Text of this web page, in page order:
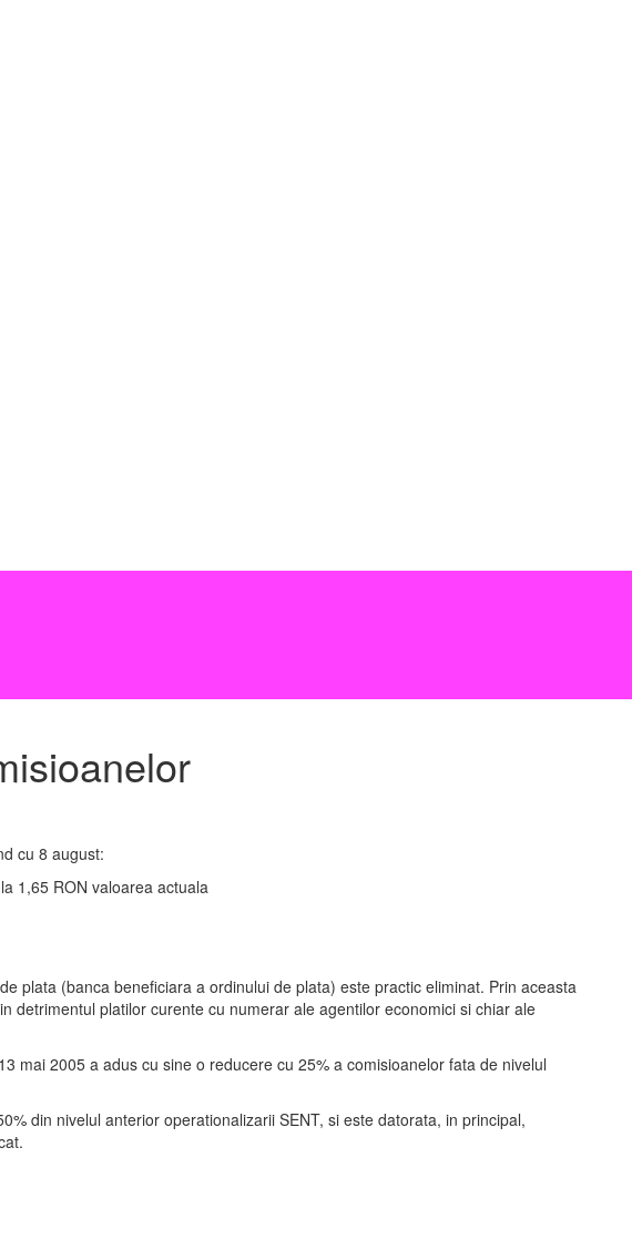
cu 8 august:
1,65 RON valoarea actuala
plata (banca beneficiara a ordinului de plata) este practic eliminat. Prin aceasta
detrimentul platilor curente cu numerar ale agentilor economici si chiar ale
mai 2005 a adus cu sine o reducere cu 25% a comisioanelor fata de nivelul
din nivelul anterior operationalizarii SENT, si este datorata, in principal,